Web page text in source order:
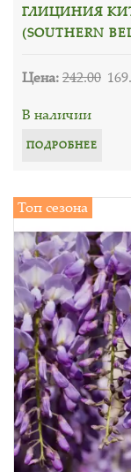
ГЛИЦИНИЯ
(SOUTHERN
Цена:242.00
В наличии
ПОДРОБНЕЕ
Топ сезона